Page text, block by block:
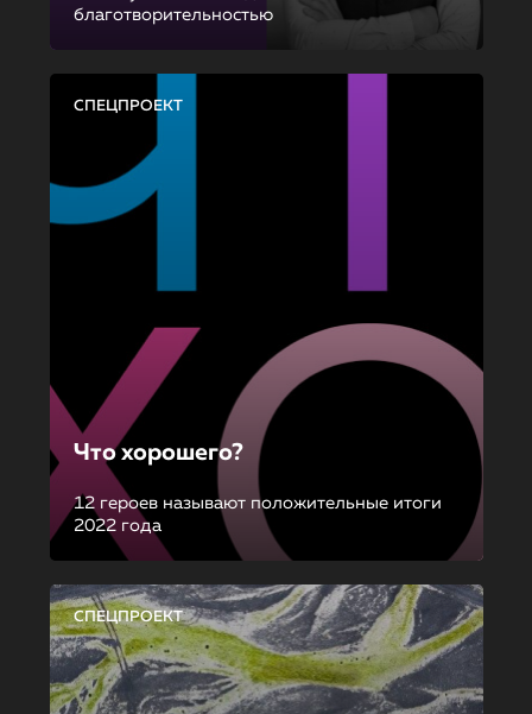
благотворительностью
СПЕЦПРОЕКТ
Что хорошего?
12 героев называют положительные итоги
2022 года
СПЕЦПРОЕКТ